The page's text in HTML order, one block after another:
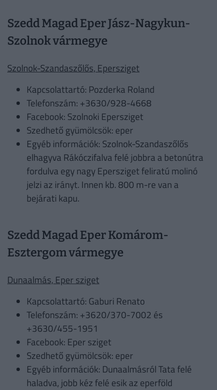
Szedd Magad Eper Jász-Nagykun-
Szolnok vármegye
Szolnok-Szandaszőlős, Epersziget
Kapcsolattartó: Pozderka Roland
Telefonszám: +3630/928-4668
Facebook: Szolnoki Epersziget
Szedhető gyümölcsök: eper
Egyéb információk: Szolnok-Szandaszőlős
elhagyva Rákóczifalva felé jobbra a betonútra
fordulva egy nagy Epersziget feliratú molinó
jelzi az irányt. Innen kb. 800 m-re van a
bejárati kapu.
Szedd Magad Eper Komárom-
Esztergom vármegye
Dunaalmás, Eper sziget
Kapcsolattartó: Gaburi Renato
Telefonszám: +3620/370-7002 és
+3630/455-1951
Facebook: Eper sziget
Szedhető gyümölcsök: eper
Egyéb információk: Dunaalmásról Tata felé
haladva, jobb kéz felé esik az eperföld